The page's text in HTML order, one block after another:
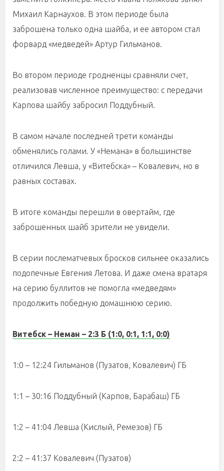
Михаил Карнаухов. В этом периоде была
заброшена только одна шайба, и ее автором стал
форвард «медведей» Артур Гильманов.
Во втором периоде гродненцы сравняли счет,
реализовав численное преимущество: с передачи
Карпова шайбу забросил Поддубный.
В самом начале последней трети команды
обменялись голами. У «Немана» в большинстве
отличился Левша, у «Витебска» – Ковалевич, но в
равных составах.
В итоге команды перешли в овертайм, где
заброшенных шайб зрители не увидели.
В серии послематчевых бросков сильнее оказались
подопечные Евгения Летова. И даже смена вратаря
на серию буллитов не помогла «медведям»
продолжить победную домашнюю серию.
Витебск – Неман – 2:3 Б (1:0, 0:1, 1:1, 0:0)
1:0 – 12:24 Гильманов (Пузатов, Ковалевич) ГБ
1:1 – 30:16 Поддубный (Карпов, Барабаш) ГБ
1:2 – 41:04 Левша (Кислый, Ремезов) ГБ
2:2 – 41:37 Ковалевич (Пузатов)